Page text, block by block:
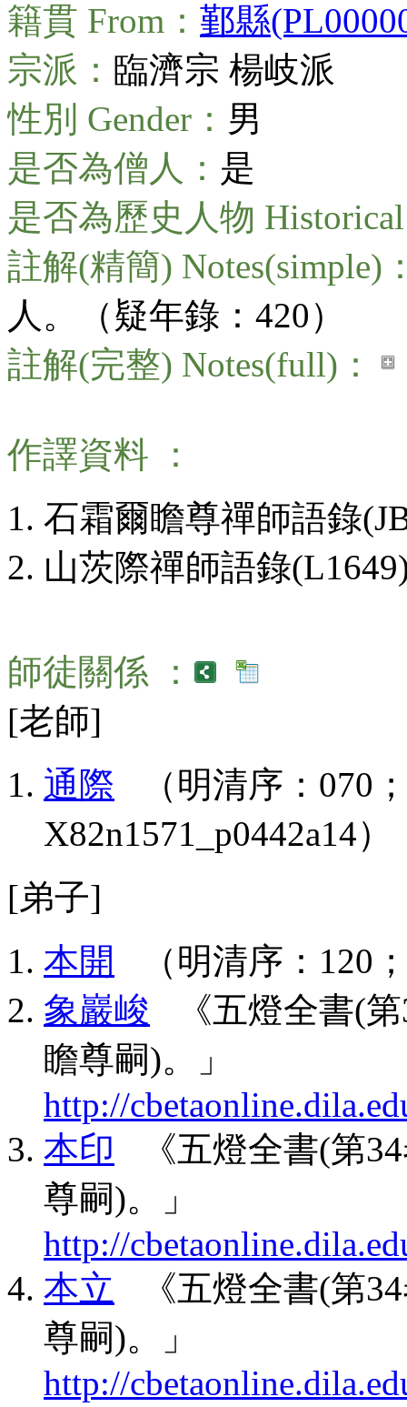
籍貫 From： 鄞縣
宗派： 臨濟宗 楊岐派
性別 Gender： 男
是否為僧人： 是
是否為歷史人物 Historical
註解(精簡) Notes(simple)
人。（疑年錄：420）
註解(完整) Notes(full)：
作譯資料 ：
石霜爾瞻尊禪師語錄
山茨際禪師語錄
師徒關係 ：
[老師]
通際 （明清序：070
X82n1571_p0442a14）
[弟子]
本開
（明清序：120
象巖峻 《五燈全書(第
瞻尊嗣)。」
http://
本印 《五燈全書(第
尊嗣)。」
http://
本立 《五燈全書(第
尊嗣)。」
http://